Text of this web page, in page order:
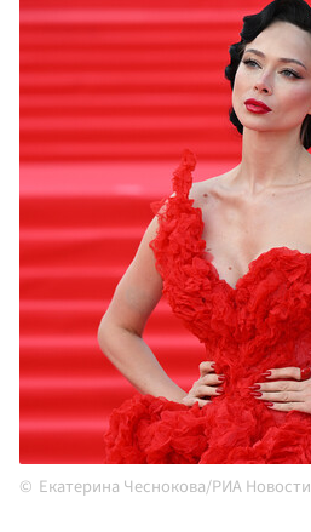
Екатерина Чеснокова/РИА Новости